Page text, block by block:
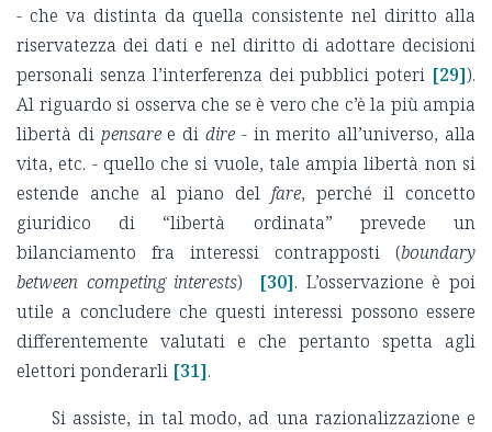
- che va distinta da quella consistente nel diritto alla
riservatezza dei dati e nel diritto di adottare decisioni
personali senza l’interferenza dei pubblici poteri [29]).
Al riguardo si osserva che se è vero che c’è la più ampia
libertà di pensare e didire - in merito all’universo, alla
vita, etc. - quello che si vuole, tale ampia libertà non si
estende anche al piano del fare, perché il concetto
giuridico di “libertà ordinata” prevede un
bilanciamento fra interessi contrapposti (boundary
between competing interests) [30]. L’osservazione è poi
utile a concludere che questi interessi possono essere
differentemente valutati e che pertanto spetta agli
elettori ponderarli [31].
Si assiste, in tal modo, ad una razionalizzazione e